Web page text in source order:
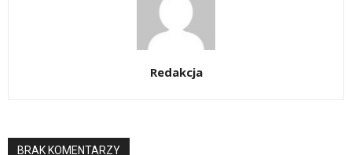
Redakcja
BRAK KOMENTARZY